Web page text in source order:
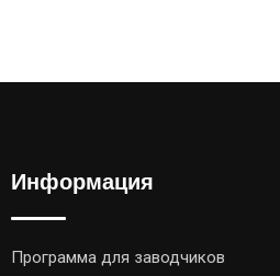
Информация
Программа для заводчиков